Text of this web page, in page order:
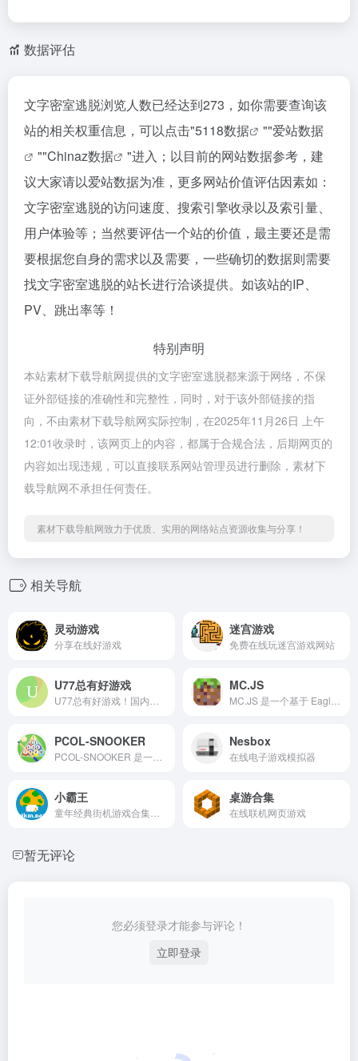
数据评估
文字密室逃脱浏览人数已经达到273，如你需要查询该
站的相关权重信息，可以点击"5118数据 ""爱站数据
""Chinaz数据
"进入；以目前的网站数据参考，建
议大家请以爱站数据为准，更多网站价值评估因素如：
文字密室逃脱的访问速度、搜索引擎收录以及索引量、
用户体验等；当然要评估一个站的价值，最主要还是需
要根据您自身的需求以及需要，一些确切的数据则需要
找文字密室逃脱的站长进行洽谈提供。如该站的IP、
PV、跳出率等！
特别声明
本站素材下载导航网提供的文字密室逃脱都来源于网络，不保
证外部链接的准确性和完整性，同时，对于该外部链接的指
向，不由素材下载导航网实际控制，在2025年11月26日 上午
12:01收录时，该网页上的内容，都属于合规合法，后期网页的
内容如出现违规，可以直接联系网站管理员进行删除，素材下
载导航网不承担任何责任。
素材下载导航网致力于优质、实用的网络站点资源收集与分享！
相关导航
灵动游戏
分享在线好游戏
迷宫游戏
免费在线玩迷宫游戏网站
U77总有好游戏 MC.JS
PCOL-SNOOKER Nesbox
在线电子游戏模拟器
小霸王 桌游合集
在线联机网页游戏
暂无评论
您必须登录才能参与评论！
立即登录